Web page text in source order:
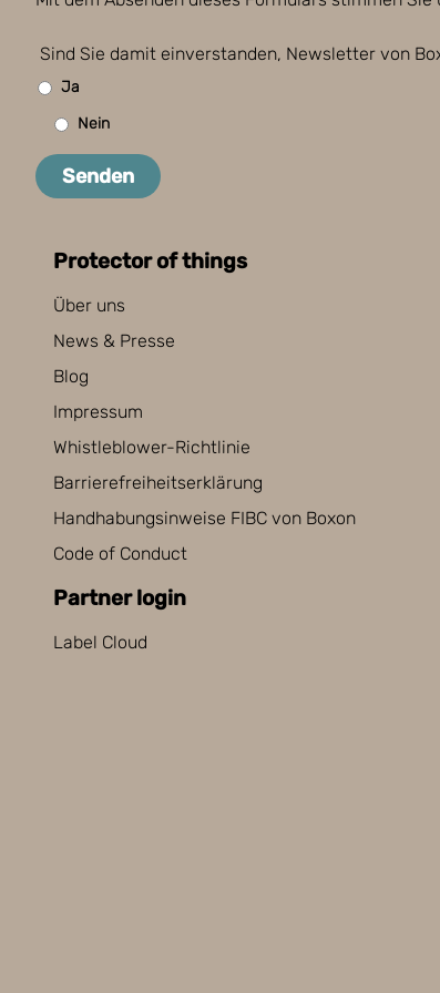
Sind Sie damit einverstanden, Newsletter von
Ja
Nein
Senden
Protector of things
Über uns
News & Presse
Blog
Impressum
Whistleblower-Richtlinie
Barrierefreiheitserklärung
Handhabungsinweise FIBC von Boxon
Code of Conduct
Partner login
Label Cloud